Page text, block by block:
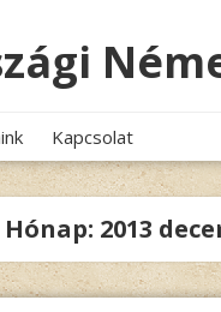
Kapcsolat
Hónap: 2013